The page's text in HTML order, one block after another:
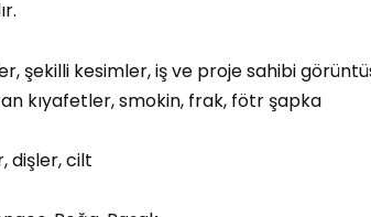
şekilli kesimler, iş ve proje sahibi
kıyafetler, smokin, frak, fötr şapka
dişler, cilt